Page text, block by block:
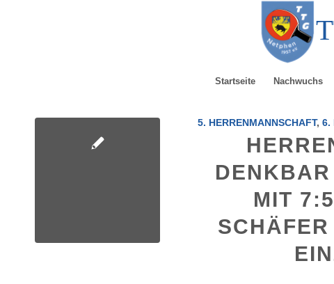
Startseite Nachwuchs
5. HERRENMANNSCHAFT,6.
MIT